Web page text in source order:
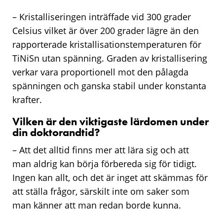
– Kristalliseringen inträffade vid 300 grader
Celsius vilket är över 200 grader lägre än den
rapporterade kristallisationstemperaturen för
TiNiSn utan spänning. Graden av kristallisering
verkar vara proportionell mot den pålagda
spänningen och ganska stabil under konstanta
krafter.
Vilken är den viktigaste lärdomen under
din doktorandtid?
– Att det alltid finns mer att lära sig och att
man aldrig kan börja förbereda sig för tidigt.
Ingen kan allt, och det är inget att skämmas för
att ställa frågor, särskilt inte om saker som
man känner att man redan borde kunna.